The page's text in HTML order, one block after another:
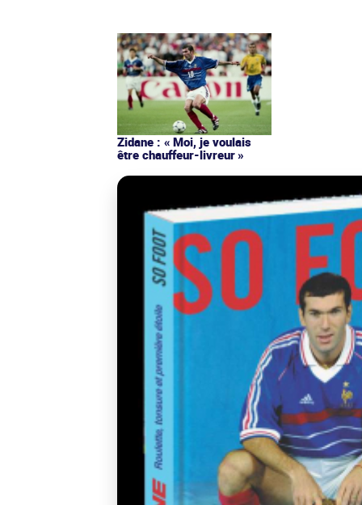
Zidane : « Moi, je voulais
être chauffeur-livreur »